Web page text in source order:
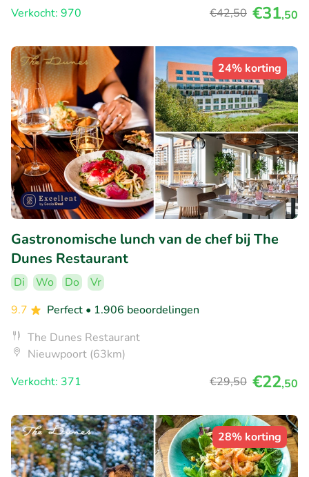
Verkocht: 970
€42,50 €31,50
24% korting
Gastronomische lunch van de chef bij The
Dunes Restaurant
Di Wo Do
Vr
9.7
Perfect • 1.906 beoordelingen
The Dunes Restaurant
Nieuwpoort (63km)
Verkocht: 371
€29,50 €22,50
28% korting